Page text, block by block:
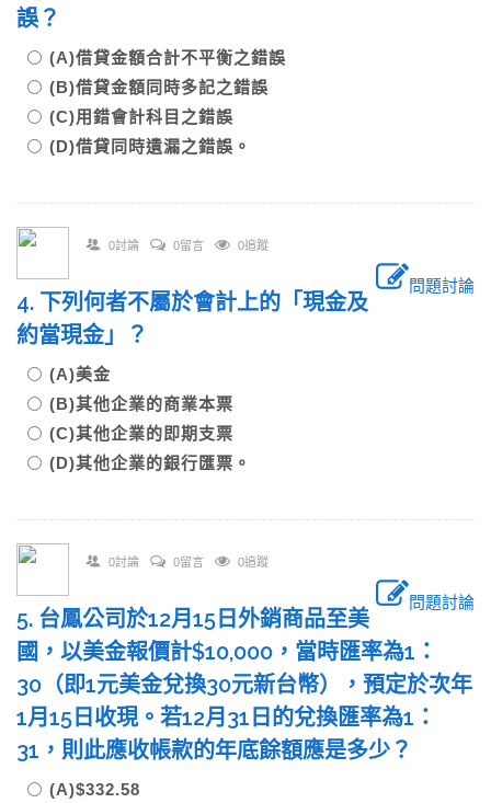
誤？
(A)借貸金額合計不平衡之錯誤
(B)借貸金額同時多記之錯誤
(C)用錯會計科目之錯誤
(D)借貸同時遺漏之錯誤。
0討論 0留言 0追蹤
問題討論
4. 下列何者不屬於會計上的「現金及
約當現金」？
(A)美金
(B)其他企業的商業本票
(C)其他企業的即期支票
(D)其他企業的銀行匯票。
0討論 0留言 0追蹤
問題討論
5. 台鳳公司於12月15日外銷商品至美
國，以美金報價計$10,000，當時匯率為1：
30（即1元美金兌換30元新台幣），預定於次年
1月15日收現。若12月31日的兌換匯率為1：
31，則此應收帳款的年底餘額應是多少？
(A)$332.58